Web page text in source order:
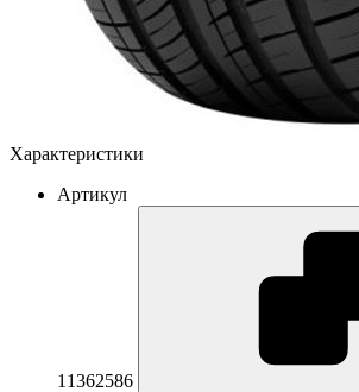
Характеристики
Артикул
11362586